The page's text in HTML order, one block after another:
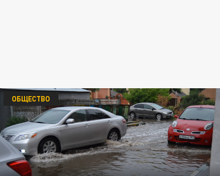
ОБЩЕСТВО